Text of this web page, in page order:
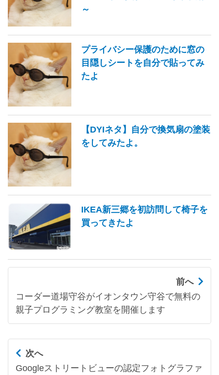
～
プライバシー保護のために窓の
目隠しシートを自分で貼ってみ
たよ
【DYIネタ】自分で換気扇の塗装
をしてみたよ。
IKEA新三郷を初訪問して椅子を
買ってきたよ
前へ
コーダー道場守谷がイオンタウン守谷で無料の
親子プログラミング教室を開催します
次へ
Googleストリートビューの認定フォトグラファ